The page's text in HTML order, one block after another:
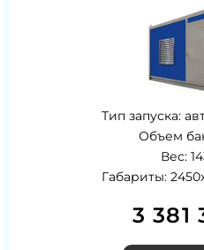
Тип запуска:
Объем
Вес:
Габариты:
3 381